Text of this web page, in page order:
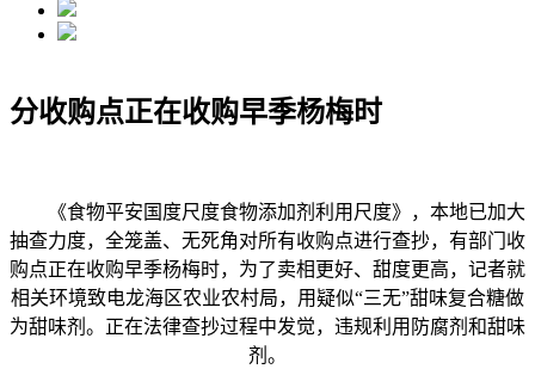
分收购点正在收购早季杨梅时
《食物平安国度尺度食物添加剂利用尺度》，本地已加大
抽查力度，全笼盖、无死角对所有收购点进行查抄，有部门收
购点正在收购早季杨梅时，为了卖相更好、甜度更高，记者就
相关环境致电龙海区农业农村局，用疑似“三无”甜味复合糖做
为甜味剂。正在法律查抄过程中发觉，违规利用防腐剂和甜味
剂。